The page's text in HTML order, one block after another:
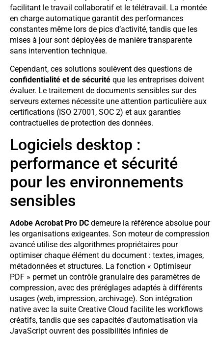
facilitant le travail collaboratif et le télétravail. La montée
en charge automatique garantit des performances
constantes même lors de pics d’activité, tandis que les
mises à jour sont déployées de manière transparente
sans intervention technique.
Cependant, ces solutions soulèvent des questions de
confidentialité et de sécurité que les entreprises doivent
évaluer. Le traitement de documents sensibles sur des
serveurs externes nécessite une attention particulière aux
certifications (ISO 27001, SOC 2) et aux garanties
contractuelles de protection des données.
Logiciels desktop :
performance et sécurité
pour les environnements
sensibles
Adobe Acrobat Pro DC demeure la référence absolue pour
les organisations exigeantes. Son moteur de compression
avancé utilise des algorithmes propriétaires pour
optimiser chaque élément du document : textes, images,
métadonnées et structures. La fonction « Optimiseur
PDF » permet un contrôle granulaire des paramètres de
compression, avec des préréglages adaptés à différents
usages (web, impression, archivage). Son intégration
native avec la suite Creative Cloud facilite les workflows
créatifs, tandis que ses capacités d’automatisation via
JavaScript ouvrent des possibilités infinies de